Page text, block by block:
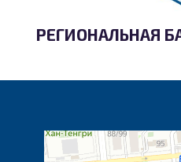
РЕГИОНАЛЬНАЯ